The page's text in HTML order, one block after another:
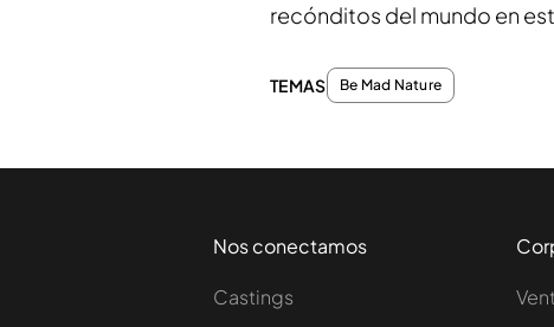
recónditos del mundo en
TEMAS Be Mad Nature
Nos conectamos
Castings